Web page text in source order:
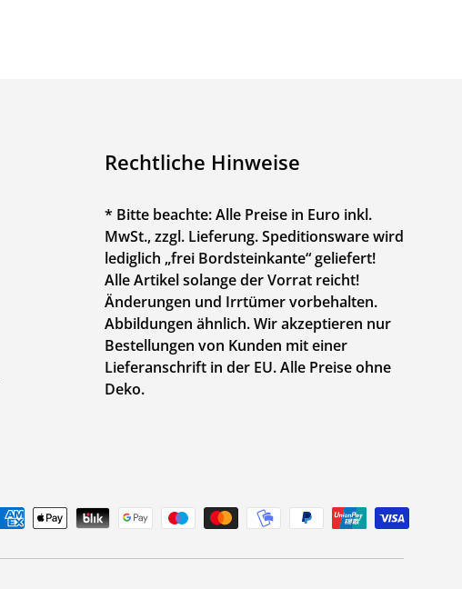
Rechtliche Hinweise
* Bitte beachte: Alle Preise in Euro inkl.
MwSt., zzgl. Lieferung. Speditionsware wird
lediglich „frei Bordsteinkante“ geliefert!
Alle Artikel solange der Vorrat reicht!
Änderungen und Irrtümer vorbehalten.
Abbildungen ähnlich. Wir akzeptieren nur
Bestellungen von Kunden mit einer
Lieferanschrift in der EU. Alle Preise ohne
Deko.